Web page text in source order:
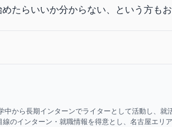
たらいいか分からない、という方も
中から長期インターンでライターとして活動し、就
のインターン・就職情報を得意とし、名古屋エリ